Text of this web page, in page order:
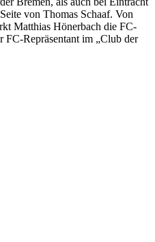
von Thomas Schaaf. Von
Matthias Hönerbach die FC-
FC-Repräsentant im „Club der